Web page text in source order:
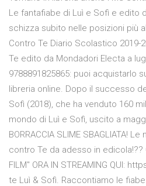
Le fantafiabe di Luì e Sofì e edito
schizza subito nelle posizioni più
Contro Te Diario Scolastico 2019-
Te edito da Mondadori Electa a
9788891825865: puoi acquistarlo
libreria online. Dopo il successo
Sofì (2018), che ha venduto 160
mondo di Luì e Sofì, uscito a
BORRACCIA SLIME SBAGLIATA!
contro Te da adesso in edicola!??
FILM" ORA IN STREAMING QUI:
te Luì & Sofì. Raccontiamo le